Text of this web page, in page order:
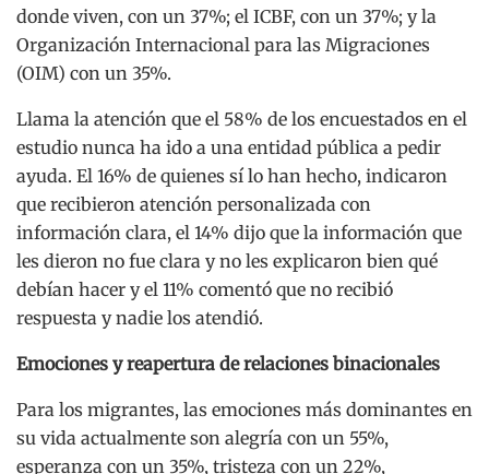
donde viven, con un 37%; el ICBF, con un 37%; y la
Organización Internacional para las Migraciones
(OIM) con un 35%.
Llama la atención que el 58% de los encuestados en el
estudio nunca ha ido a una entidad pública a pedir
ayuda. El 16% de quienes sí lo han hecho, indicaron
que recibieron atención personalizada con
información clara, el 14% dijo que la información que
les dieron no fue clara y no les explicaron bien qué
debían hacer y el 11% comentó que no recibió
respuesta y nadie los atendió.
Emociones y reapertura de relaciones binacionales
Para los migrantes, las emociones más dominantes en
su vida actualmente son alegría con un 55%,
esperanza con un 35%, tristeza con un 22%,